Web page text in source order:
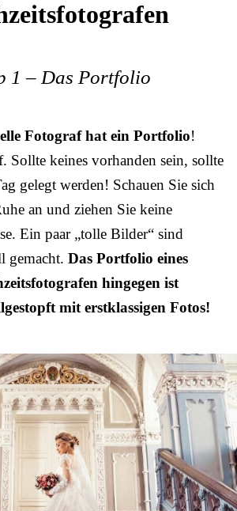
1 – Das Portfolio
Fotograf hat ein Portfolio!
Sollte keines vorhanden sein, sollte
gelegt werden! Schauen Sie sich
an und ziehen Sie keine
Ein paar „tolle Bilder“ sind
gemacht. Das Portfolio eines
hingegen ist
mit erstklassigen Fotos!